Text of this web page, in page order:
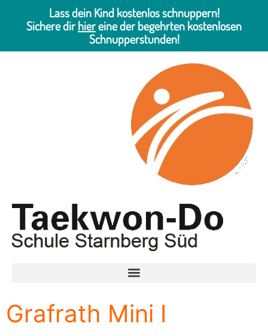
Lass dein Kind kostenlos schnuppern!
Sichere dirhiereine der begehrten kostenlosen
Schnupperstunden!
Grafrath Mini I